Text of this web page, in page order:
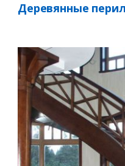
Деревянные